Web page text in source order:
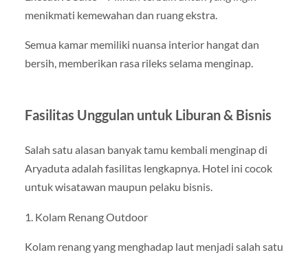
menikmati kemewahan dan ruang ekstra.
Semua kamar memiliki nuansa interior hangat dan
bersih, memberikan rasa rileks selama menginap.
Fasilitas Unggulan untuk Liburan & Bisnis
Salah satu alasan banyak tamu kembali menginap di
Aryaduta adalah fasilitas lengkapnya. Hotel ini cocok
untuk wisatawan maupun pelaku bisnis.
1. Kolam Renang Outdoor
Kolam renang yang menghadap laut menjadi salah satu